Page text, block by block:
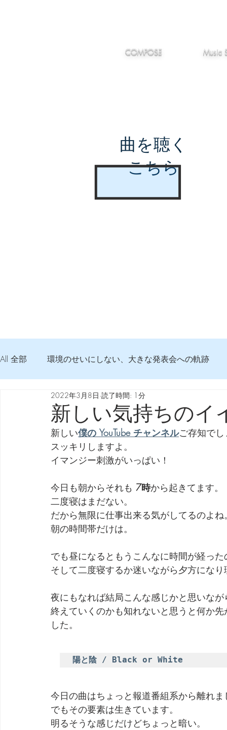
COMPOSE Music
曲を聴く
こちら
All 全部 環境のせいにしない、大きな発表会への軌跡
弦交換の記録 DTM 始める 知っておきたいコト
Imanjy Studio 使われているモノ 食べんじーの美味
劇団 Avan 劇伴が出来るまでを追ったドキュメンタリー
新しい気持ちのイ
2022年3月8日 読了時間: 1分
新しい僕の YouTube チャンネルご存知で
スッキリしますよ。
イマンジー刺激がいっぱい！
今日も朝からそれも 7時から起きてます。
二度寝はまだない。
だから無限に仕事出来る気がしてるのよね
朝の時間帯だけは。
でも昼になるともうこんなに時間が経っ
そして二度寝するか迷いながら夕方にな
夜にもなれば結局こんな感じかと思いな
終えていくのかも知れないと思うと何か
した。
陽と陰 / Black or White
今日の曲はちょっと報道番組系から離れま
でもその要素は生きています。
明るそうな感じだけどちょっと暗い。